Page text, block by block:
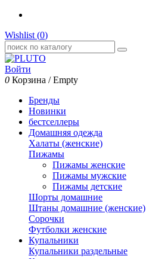
Wishlist (0)
Войти
0 Корзина /Empty
Бренды
Новинки
бестселлеры
Домашняя одежда
Халаты (женские)
Пижамы
Пижамы женские
Пижамы мужские
Пижамы детские
Шорты домашние
Штаны домашние (женские)
Сорочки
Футболки женские
Купальники
Купальники раздельные